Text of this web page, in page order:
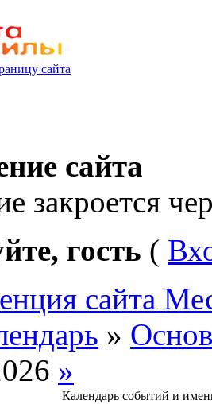
сайта
сайта
закроется
гость (
сайта
»
»
Календарь событий и